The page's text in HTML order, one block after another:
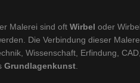
Malerei sind oft Wirbel oder
Die Verbindung dieser
Wissenschaft, Erfindung,
Grundlagenkunst